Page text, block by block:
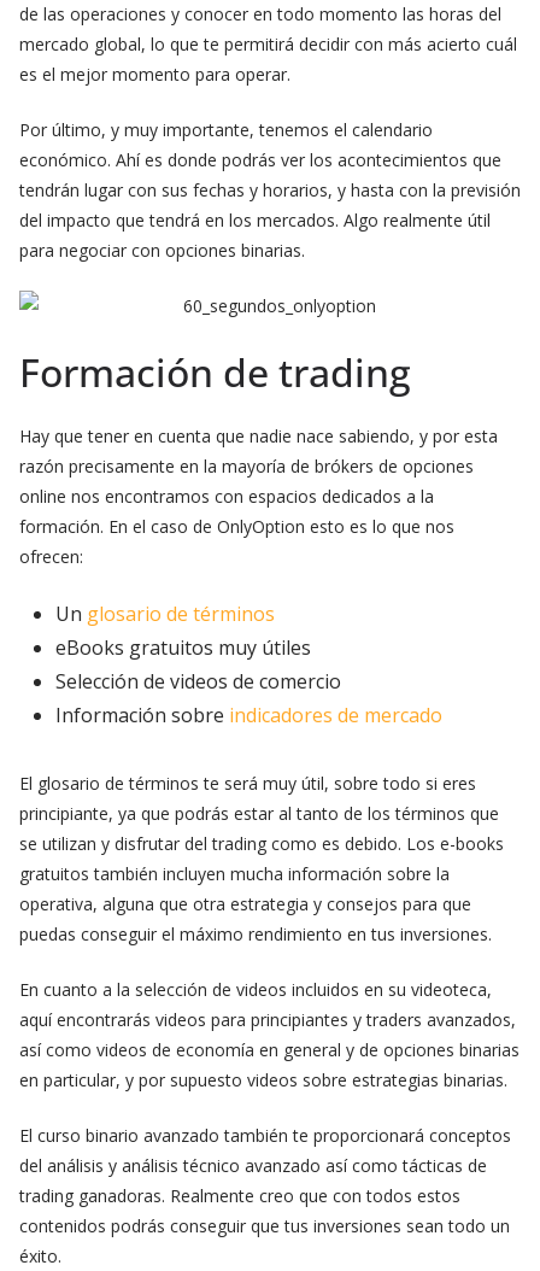
de las operaciones y conocer en todo momento las horas del
mercado global, lo que te permitirá decidir con más acierto cuál
es el mejor momento para operar.
Por último, y muy importante, tenemos el calendario
económico. Ahí es donde podrás ver los acontecimientos que
tendrán lugar con sus fechas y horarios, y hasta con la previsión
del impacto que tendrá en los mercados. Algo realmente útil
para negociar con opciones binarias.
Formación de trading
Hay que tener en cuenta que nadie nace sabiendo, y por esta
razón precisamente en la mayoría de brókers de opciones
online nos encontramos con espacios dedicados a la
formación. En el caso de OnlyOption esto es lo que nos
ofrecen:
Un glosario de términos
eBooks gratuitos muy útiles
Selección de videos de comercio
Información sobre indicadores de mercado
El glosario de términos te será muy útil, sobre todo si eres
principiante, ya que podrás estar al tanto de los términos que
se utilizan y disfrutar del trading como es debido. Los e-books
gratuitos también incluyen mucha información sobre la
operativa, alguna que otra estrategia y consejos para que
puedas conseguir el máximo rendimiento en tus inversiones.
En cuanto a la selección de videos incluidos en su videoteca,
aquí encontrarás videos para principiantes y traders avanzados,
así como videos de economía en general y de opciones binarias
en particular, y por supuesto videos sobre estrategias binarias.
El curso binario avanzado también te proporcionará conceptos
del análisis y análisis técnico avanzado así como tácticas de
trading ganadoras. Realmente creo que con todos estos
contenidos podrás conseguir que tus inversiones sean todo un
éxito.